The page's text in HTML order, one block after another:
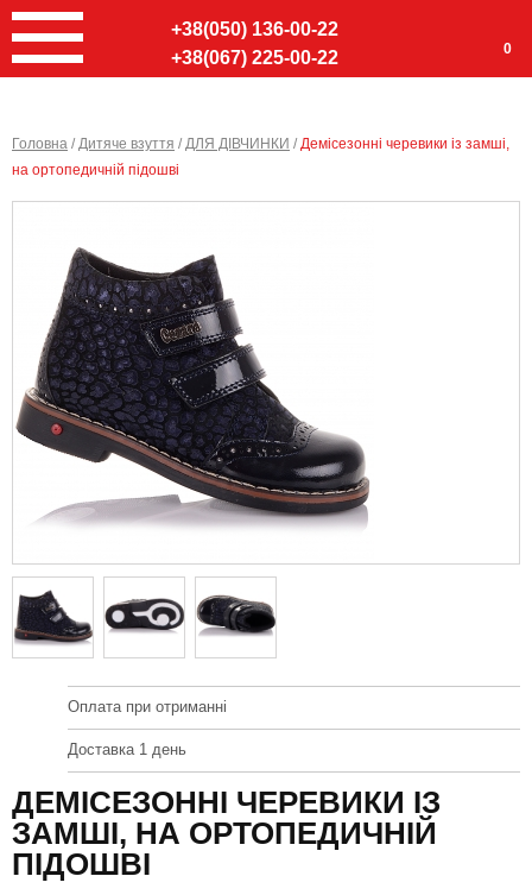
+38(050) 136-00-22
+38(067) 225-00-22
0
Головна /Дитяче взуття /ДЛЯ ДІВЧИНКИ /Демісезонні черевики із замші,
на ортопедичній підошві
Оплата при отриманні
Доставка 1 день
ДЕМІСЕЗОННІ ЧЕРЕВИКИ ІЗ
ЗАМШІ, НА ОРТОПЕДИЧНІЙ
ПІДОШВІ